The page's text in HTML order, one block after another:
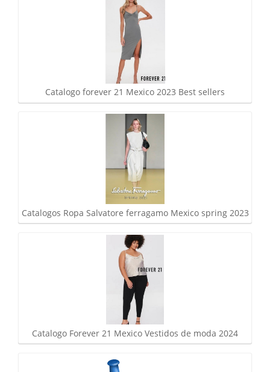
Catalogo forever 21 Mexico 2023 Best sellers
Catalogos Ropa Salvatore ferragamo Mexico spring 2023
Catalogo Forever 21 Mexico Vestidos de moda 2024